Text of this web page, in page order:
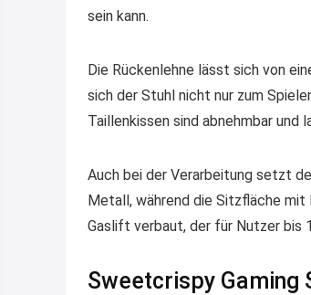
sein kann.
Die Rückenlehne lässt sich von
sich der Stuhl nicht nur zum
Taillenkissen sind abnehmbar und
Auch bei der Verarbeitung setzt
Metall, während die Sitzfläche
Gaslift verbaut, der für Nutzer bis
Sweetcrispy Gaming